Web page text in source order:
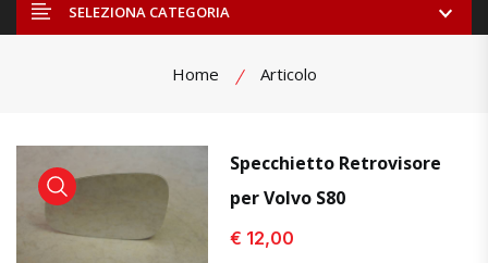
SELEZIONA CATEGORIA
Home Articolo
visualizza prodotto visualizza prodotto
Specchietto Retrovisore
per Volvo S80
€ 12,00